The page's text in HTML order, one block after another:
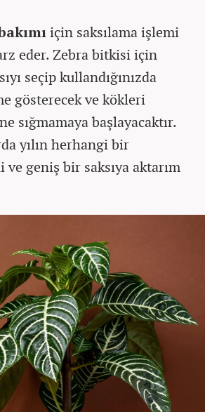
için saksılama işlemi
eder. Zebra bitkisi için
seçip kullandığınızda
gösterecek ve kökleri
sığmamaya başlayacaktır.
yılın herhangi bir
ve geniş bir saksıya aktarım